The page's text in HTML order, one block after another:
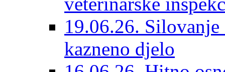
19.06.26.
kazneno djelo